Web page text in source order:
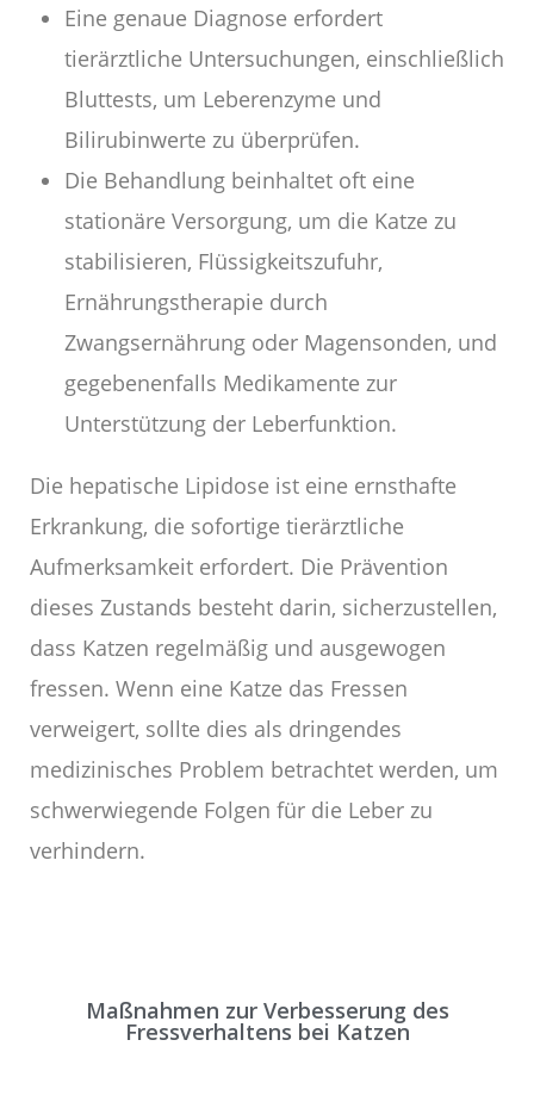
Eine genaue Diagnose erfordert
tierärztliche Untersuchungen, einschließlich
Bluttests, um Leberenzyme und
Bilirubinwerte zu überprüfen.
Die Behandlung beinhaltet oft eine
stationäre Versorgung, um die Katze zu
stabilisieren, Flüssigkeitszufuhr,
Ernährungstherapie durch
Zwangsernährung oder Magensonden, und
gegebenenfalls Medikamente zur
Unterstützung der Leberfunktion.
Die hepatische Lipidose ist eine ernsthafte
Erkrankung, die sofortige tierärztliche
Aufmerksamkeit erfordert. Die Prävention
dieses Zustands besteht darin, sicherzustellen,
dass Katzen regelmäßig und ausgewogen
fressen. Wenn eine Katze das Fressen
verweigert, sollte dies als dringendes
medizinisches Problem betrachtet werden, um
schwerwiegende Folgen für die Leber zu
verhindern.
Maßnahmen zur Verbesserung des
Fressverhaltens bei Katzen